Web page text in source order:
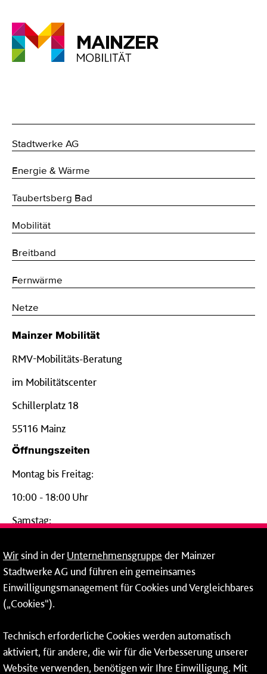
Stadtwerke AG
Energie & Wärme
Taubertsberg Bad
Mobilität
Breitband
Fernwärme
Netze
Mainzer Mobilität
RMV-Mobilitäts-Beratung
im Mobilitätscenter
Schillerplatz 18
55116 Mainz
Öffnungszeiten
Montag bis Freitag:
10:00 - 18:00 Uhr
Samstag:
24-Stunden-Telefon*
06131 – 12 77 77
Fax: 06131 – 12 66 66
* Montags bis freitags bis 7 und ab 18 Uhr sowie an
Wirsind in derUnternehmensgruppe der Mainzer
Stadtwerke AG und führen ein gemeinsames
Einwilligungsmanagement für Cookies und Vergleichbares
(„Cookies“).
Technisch erforderliche Cookies werden automatisch
aktiviert, für andere, die wir für die Verbesserung unserer
Website verwenden, benötigen wir Ihre Einwilligung. Mit